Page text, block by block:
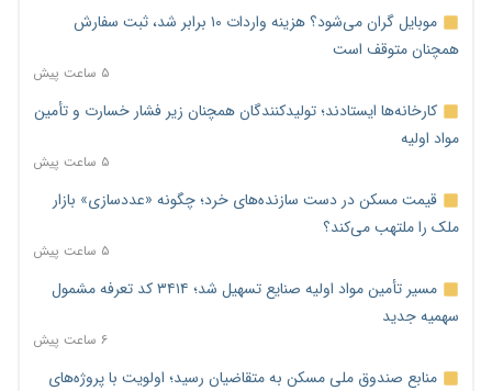
موبایل گران می‌شود؟ هزینه واردات ۱۰ برابر شد، ثبت سفارش
همچنان متوقف است
۵ ساعت پیش
کارخانه‌ها ایستادند؛ تولیدکنندگان همچنان زیر فشار خسارت و تأمین
مواد اولیه
۵ ساعت پیش
قیمت مسکن در دست سازنده‌های خرد؛ چگونه «عددسازی» بازار
ملک را ملتهب می‌کند؟
۵ ساعت پیش
مسیر تأمین مواد اولیه صنایع تسهیل شد؛ ۳۴۱۴ کد تعرفه مشمول
سهمیه جدید
۶ ساعت پیش
منابع صندوق ملی مسکن به متقاضیان رسید؛ اولویت با پروژه‌های